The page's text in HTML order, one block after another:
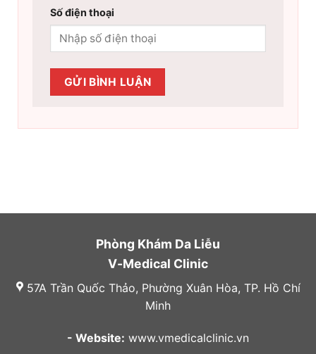
Số điện thoại
Phòng Khám Da Liễu
V-Medical Clinic
57A Trần Quốc Thảo, Phường Xuân Hòa, TP. Hồ Chí
Minh
- Website: www.vmedicalclinic.vn